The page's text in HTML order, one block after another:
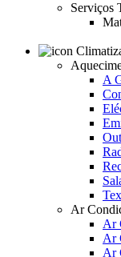
Serviços
A
Ar
Ar
Ar
Ar